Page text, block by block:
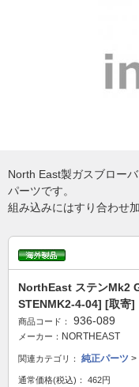
North East製ガスブロー
パーツです。
組み込みにはすり合わせ
NorthEast ステンMk2
STENMK2-4-04] [取寄]
商品コード： 936-089
メーカー： NORTHEAST
関連カテゴリ： 純正パーツ >
通常価格(税込)：
462円